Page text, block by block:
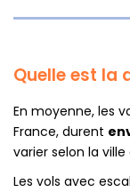
Quelle est la
En moyenne, les
France, durent
varier selon la
Les vols avec